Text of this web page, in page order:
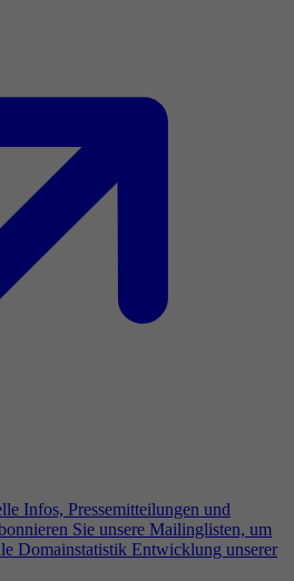
Infos, Pressemitteilungen und
Sie unsere Mailinglisten, um
Domainstatistik Entwicklung unserer